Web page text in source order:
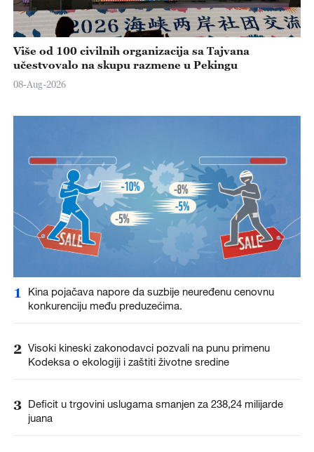
Više od 100 civilnih organizacija sa Tajvana
učestvovalo na skupu razmene u Pekingu
08-Aug-2026
1
Kina pojačava napore da suzbije neuređenu cenovnu
konkurenciju među preduzećima.
2 Visoki kineski zakonodavci pozvali na punu primenu
Kodeksa o ekologiji i zaštiti životne sredine
3 Deficit u trgovini uslugama smanjen za 238,24 milijarde
juana